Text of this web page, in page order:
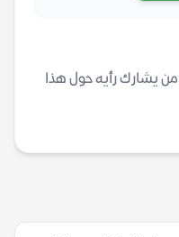
من يشارك رأيه حول هذا